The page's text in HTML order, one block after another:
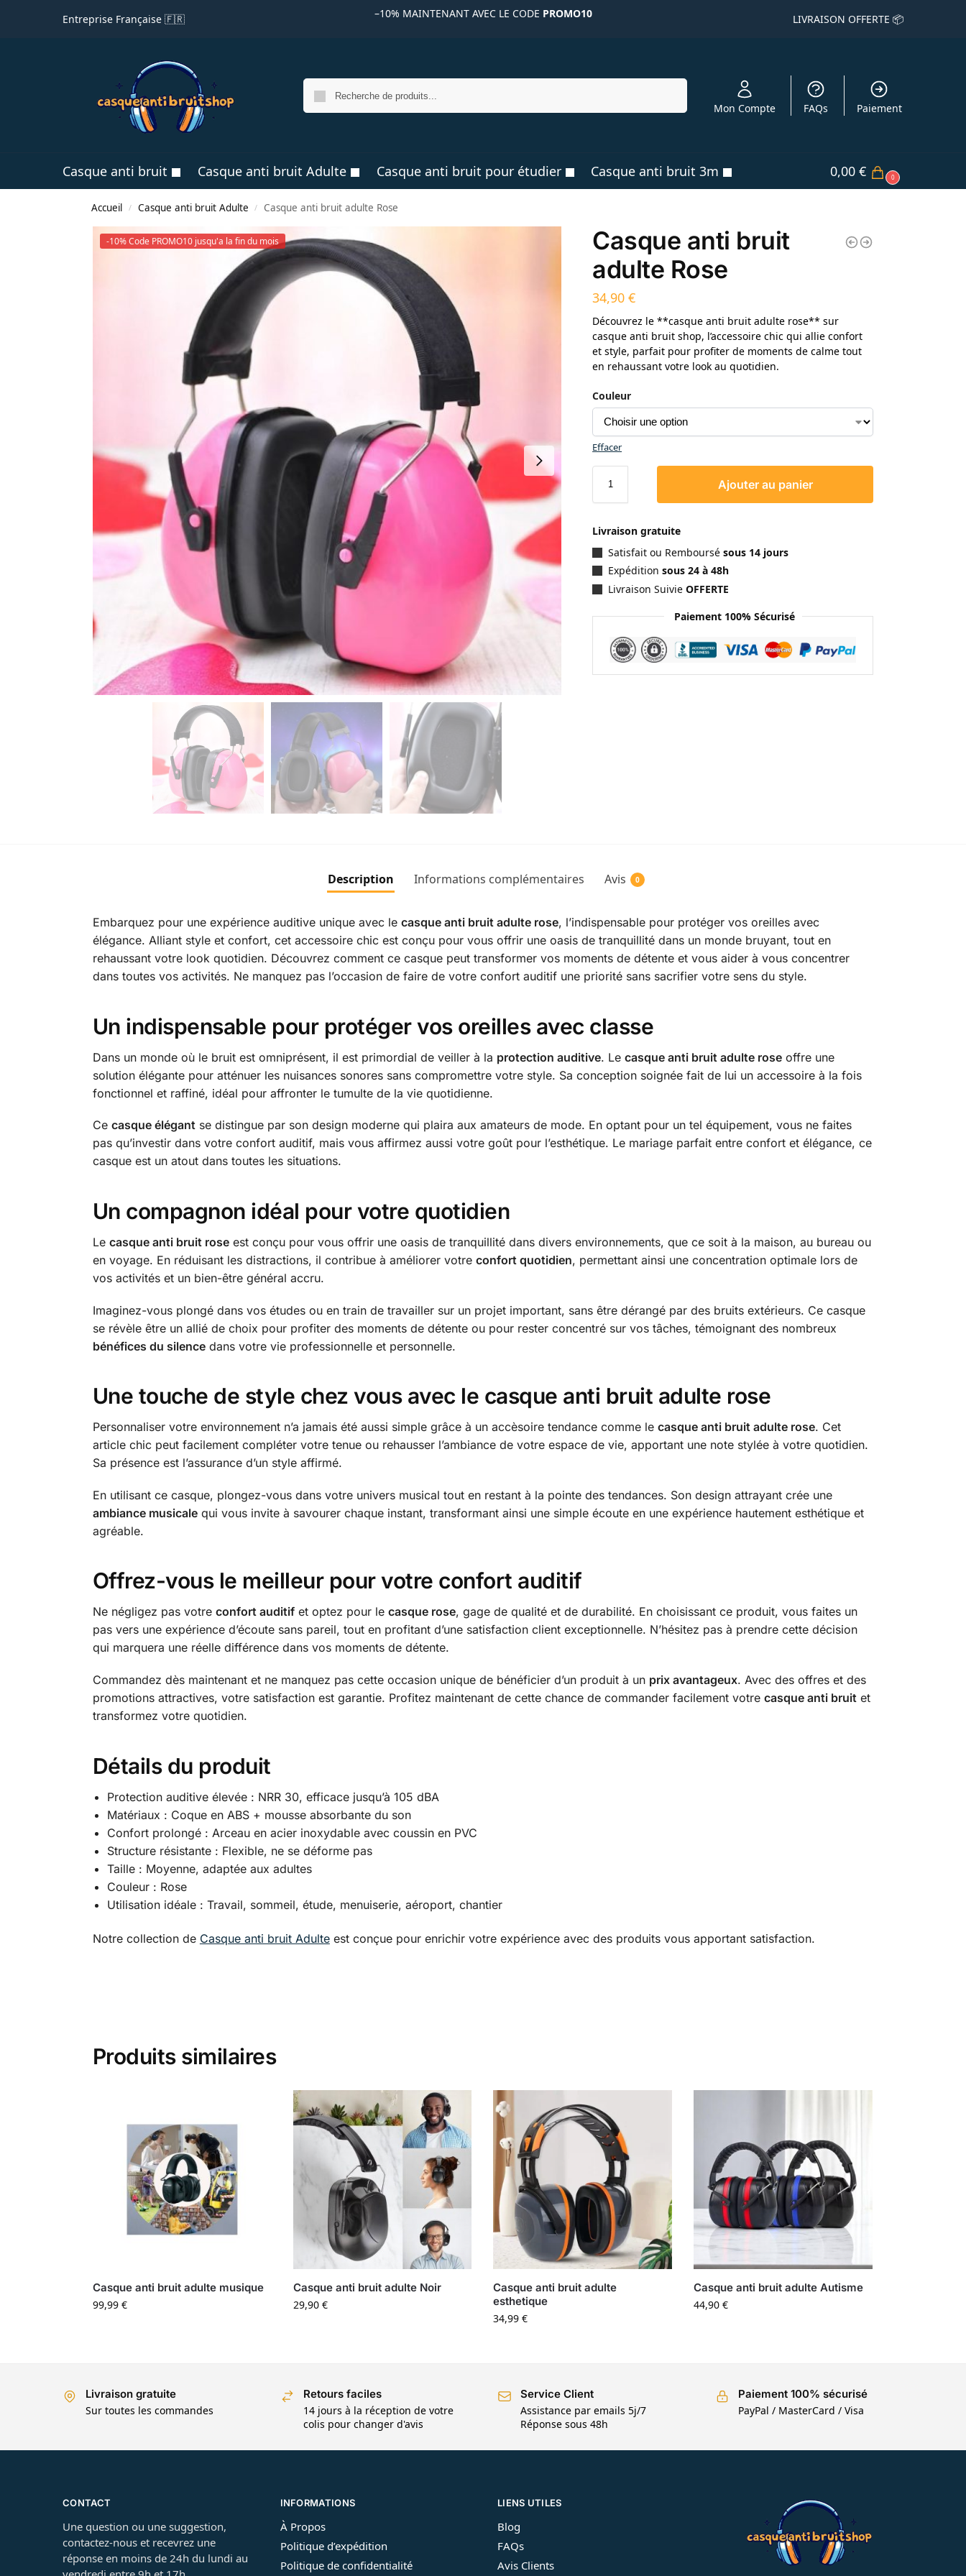
Entreprise Française 🇫🇷 –10% MAINTENANT AVEC LE CODE PROMO10 LIVRAISON OFFERTE 📦
Mon Compte FAQs Paiement
Casque anti bruit Casque anti bruit Adulte Casque anti bruit pour étudier Casque anti bruit 3m 0,00 € 0
Accueil / Casque anti bruit Adulte / Casque anti bruit adulte Rose
-10% Code PROMO10 jusqu'a la fin du mois
Casque anti bruit
adulte Rose
34,90€
Découvrez le **casque anti bruit adulte rose** sur
casque anti bruit shop, l’accessoire chic qui allie confort
et style, parfait pour profiter de moments de calme tout
en rehaussant votre look au quotidien.
Couleur
Effacer
Ajouter au panier
Livraison gratuite
Satisfait ou Remboursésous 14 jours
Expédition sous 24 à 48h
Livraison SuivieOFFERTE
Paiement 100% Sécurisé
Description Informations complémentaires Avis 0
Embarquez pour une expérience auditive unique avec le casque anti bruit adulte rose, l’indispensable pour protéger vos oreilles avec
élégance. Alliant style et confort, cet accessoire chic est conçu pour vous offrir une oasis de tranquillité dans un monde bruyant, tout en
rehaussant votre look quotidien. Découvrez comment ce casque peut transformer vos moments de détente et vous aider à vous concentrer
dans toutes vos activités. Ne manquez pas l’occasion de faire de votre confort auditif une priorité sans sacrifier votre sens du style.
Un indispensable pour protéger vos oreilles avec classe
Dans un monde où le bruit est omniprésent, il est primordial de veiller à la protection auditive. Le casque anti bruit adulte roseoffre une
solution élégante pour atténuer les nuisances sonores sans compromettre votre style. Sa conception soignée fait de lui un accessoire à la fois
fonctionnel et raffiné, idéal pour affronter le tumulte de la vie quotidienne.
Ce casque élégantse distingue par son design moderne qui plaira aux amateurs de mode. En optant pour un tel équipement, vous ne faites
pas qu’investir dans votre confort auditif, mais vous affirmez aussi votre goût pour l’esthétique. Le mariage parfait entre confort et élégance, ce
casque est un atout dans toutes les situations.
Un compagnon idéal pour votre quotidien
Le casque anti bruit roseest conçu pour vous offrir une oasis de tranquillité dans divers environnements, que ce soit à la maison, au bureau ou
en voyage. En réduisant les distractions, il contribue à améliorer votre confort quotidien, permettant ainsi une concentration optimale lors de
vos activités et un bien-être général accru.
Imaginez-vous plongé dans vos études ou en train de travailler sur un projet important, sans être dérangé par des bruits extérieurs. Ce casque
se révèle être un allié de choix pour profiter des moments de détente ou pour rester concentré sur vos tâches, témoignant des nombreux
bénéfices du silencedans votre vie professionnelle et personnelle.
Une touche de style chez vous avec le casque anti bruit adulte rose
Personnaliser votre environnement n’a jamais été aussi simple grâce à un accèsoire tendance comme le casque anti bruit adulte rose. Cet
article chic peut facilement compléter votre tenue ou rehausser l’ambiance de votre espace de vie, apportant une note stylée à votre quotidien.
Sa présence est l’assurance d’un style affirmé.
En utilisant ce casque, plongez-vous dans votre univers musical tout en restant à la pointe des tendances. Son design attrayant crée une
ambiance musicalequi vous invite à savourer chaque instant, transformant ainsi une simple écoute en une expérience hautement esthétique et
agréable.
Offrez-vous le meilleur pour votre confort auditif
Ne négligez pas votre confort auditifet optez pour le casque rose, gage de qualité et de durabilité. En choisissant ce produit, vous faites un
pas vers une expérience d’écoute sans pareil, tout en profitant d’une satisfaction client exceptionnelle. N’hésitez pas à prendre cette décision
qui marquera une réelle différence dans vos moments de détente.
Commandez dès maintenant et ne manquez pas cette occasion unique de bénéficier d’un produit à un prix avantageux. Avec des offres et des
promotions attractives, votre satisfaction est garantie. Profitez maintenant de cette chance de commander facilement votre casque anti bruit et
transformez votre quotidien.
Détails du produit
Protection auditive élevée : NRR 30, efficace jusqu’à 105 dBA
Matériaux : Coque en ABS + mousse absorbante du son
Confort prolongé : Arceau en acier inoxydable avec coussin en PVC
Structure résistante : Flexible, ne se déforme pas
Taille : Moyenne, adaptée aux adultes
Couleur : Rose
Utilisation idéale : Travail, sommeil, étude, menuiserie, aéroport, chantier
Notre collection de Casque anti bruit Adulteest conçue pour enrichir votre expérience avec des produits vous apportant satisfaction.
Produits similaires
Casque anti bruit adulte musique
99,99 €
Casque anti bruit adulte Noir
29,90 €
Casque anti bruit adulte
esthetique
34,99€
Casque anti bruit adulte Autisme
44,90€
Livraison gratuite
Sur toutes les commandes
Retours faciles
14 jours à la réception de votre
colis pour changer d'avis
Service Client
Assistance par emails 5j/7
Réponse sous 48h
Paiement 100% sécurisé
PayPal / MasterCard / Visa
CONTACT
Une question ou une suggestion,
contactez-nous et recevrez une
réponse en moins de 24h du lundi au
INFORMATIONS
À Propos
Politique d’expédition
Politique de confidentialité
LIENS UTILES
Blog
FAQs
Avis Clients